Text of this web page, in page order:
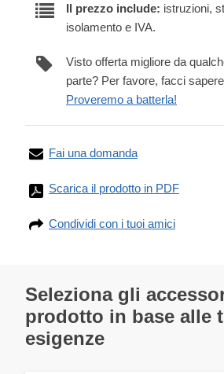
Il prezzo include: istruzioni,
isolamento e IVA.
Visto offerta migliore da
parte? Per favore, facci
Proveremo a batterla!
Fai una domanda
Scarica il prodotto in PDF
Condividi con i tuoi amici
Seleziona gli
prodotto in base alle
esigenze